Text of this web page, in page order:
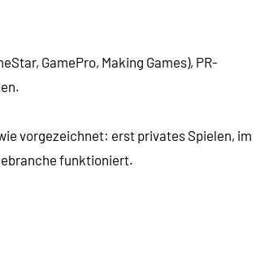
GamePro, Making Games), PR-
vorgezeichnet: erst privates Spielen, im
funktioniert.